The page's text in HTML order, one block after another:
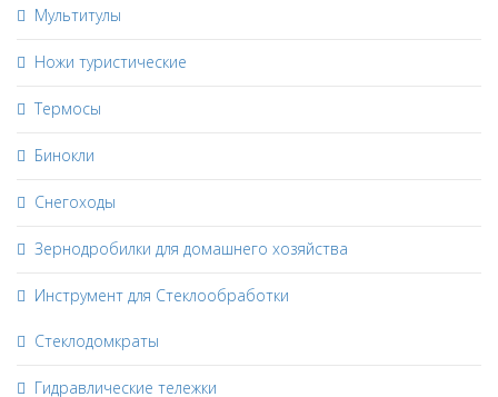
Мультитулы
Ножи туристические
Термосы
Бинокли
Снегоходы
Зернодробилки для домашнего хозяйства
Инструмент для Стеклообработки
Стеклодомкраты
Гидравлические тележки